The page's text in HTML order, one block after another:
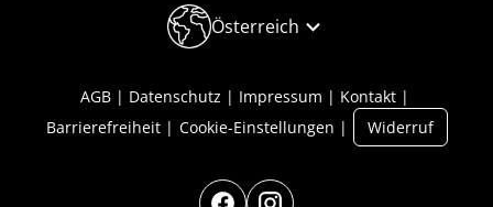
Österreich
AGB Datenschutz Impressum
Kontakt
Barrierefreiheit
Cookie-Einstellungen Widerruf